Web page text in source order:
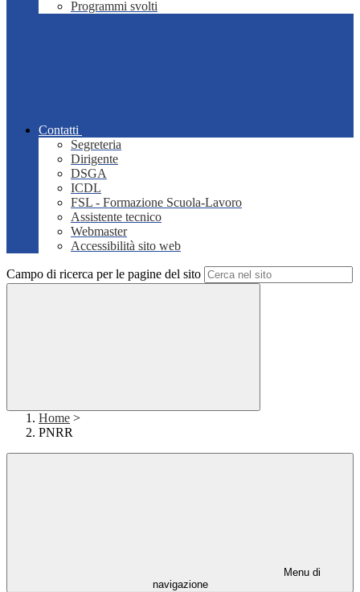
Programmi svolti
Contatti
Segreteria
Dirigente
DSGA
ICDL
FSL - Formazione Scuola-Lavoro
Assistente tecnico
Webmaster
Accessibilità sito web
Campo di ricerca per le pagine del sito
Home >
PNRR
Menu di
navigazione